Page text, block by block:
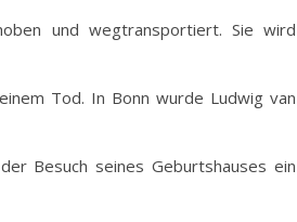
und wegtransportiert. Sie wird
Tod. In Bonn wurde Ludwig van
Besuch seines Geburtshauses ein